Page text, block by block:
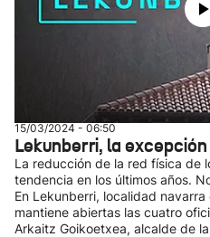
15/03/2024 - 06:50
Lekunberri, la excepción
La reducción de la red física de
tendencia en los últimos años.
En Lekunberri, localidad
mantiene abiertas las cuatro
Arkaitz Goikoetxea, alcalde de